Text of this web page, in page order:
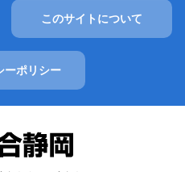
このサイトについて
ーポリシー